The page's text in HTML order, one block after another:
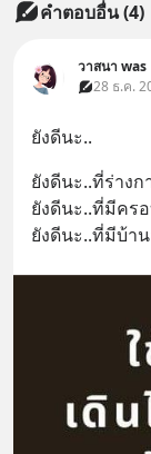
คำตอบอื่น(4)
วาสนา was
28 ธ.ค.
ยังดีนะ..
ยังดีนะ..ที่ร่างก
ยังดีนะ..ที่มีคร
ยังดีนะ..ที่มีบ้า